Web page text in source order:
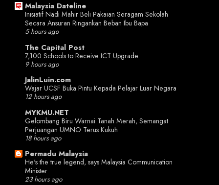
Malaysia Dateline
Inisiatif Nadi Mahir Beli Pakaian Seragam Sekolah
Secara Ansuran Ringankan Beban Ibu Bapa
5 hours ago
The Capital Post
7,100 Schools to Receive ICT Upgrade
9 hours ago
JalinLuin.com
Wajar UCSF Buka Pintu Kepada Pelajar Luar Negara
12 hours ago
MYKMU.NET
Gelombang Biru Warnai Tanah Merah, Semangat
Perjuangan UMNO Terus Kukuh
18 hours ago
Permadu Malaysia
He's the true legend, says Malaysia Communication
Minister
23 hours ago